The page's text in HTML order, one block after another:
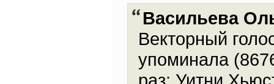
Васильева
Векторный
упоминала